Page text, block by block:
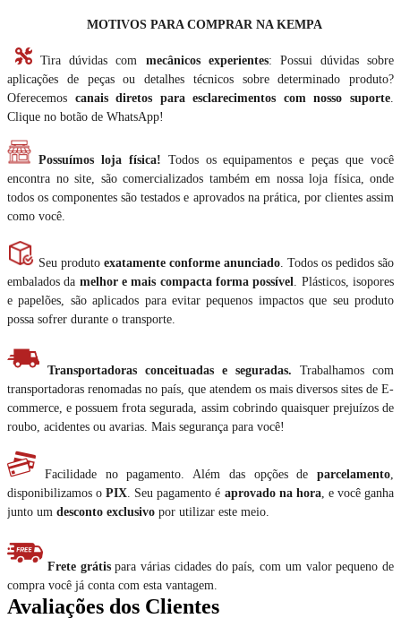
MOTIVOS PARA COMPRAR NA KEMPA
Tira dúvidas com mecânicos experientes: Possui dúvidas sobre
aplicações de peças ou detalhes técnicos sobre determinado produto?
Oferecemos canais diretos para esclarecimentos com nosso suporte
Clique no botão de WhatsApp!
Possuímos loja física! Todos os equipamentos e peças que você
encontra no site, são comercializados também em nossa loja física, onde
todos os componentes são testados e aprovados na prática, por clientes assim
como você.
Seu produto exatamente conforme anunciado . Todos os pedidos são
embalados da melhor e mais compacta forma possível . Plásticos, isopores
e papelões, são aplicados para evitar pequenos impactos que seu produto
possa sofrer durante o transporte.
Transportadoras conceituadas e seguradas. Trabalhamos com
transportadoras renomadas no país, que atendem os mais diversos sites de E-
commerce, e possuem frota segurada, assim cobrindo quaisquer prejuízos de
roubo, acidentes ou avarias. Mais segurança para você!
Facilidade no pagamento. Além das opções de parcelamento
disponibilizamos oPIX . Seu pagamento é aprovado na hora, e você ganha
junto um desconto exclusivo por utilizar este meio.
Frete grátispara várias cidades do país, com um valor pequeno de
compra você já conta com esta vantagem.
Avaliações dos Clientes